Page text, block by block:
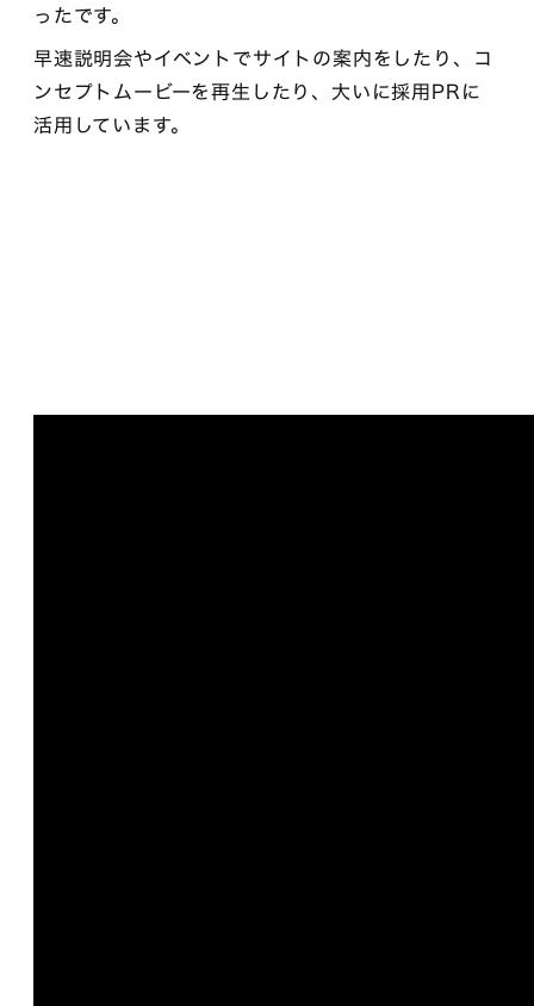
ったです。
早速説明会やイベントでサイトの案内をしたり、コ
ンセプトムービーを再生したり、大いに採用PRに
活用しています。